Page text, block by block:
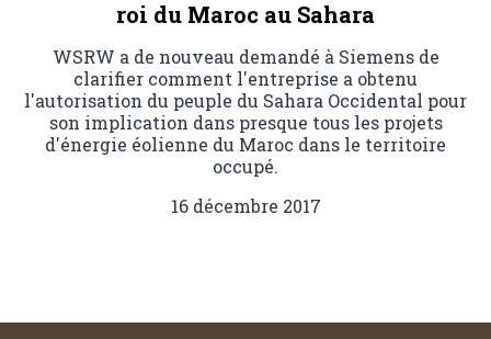
roi du Maroc au Sahara
WSRW a de nouveau demandé à Siemens de
clarifier comment l'entreprise a obtenu
l'autorisation du peuple du Sahara Occidental pour
son implication dans presque tous les projets
d'énergie éolienne du Maroc dans le territoire
occupé.
16 décembre 2017